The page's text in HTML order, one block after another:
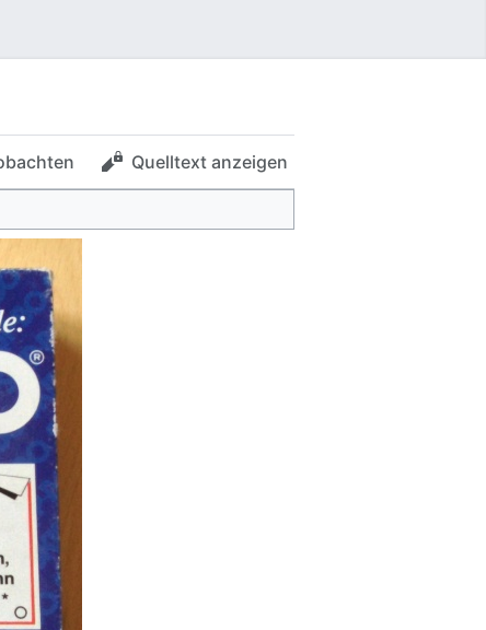
Quelltext anzeigen